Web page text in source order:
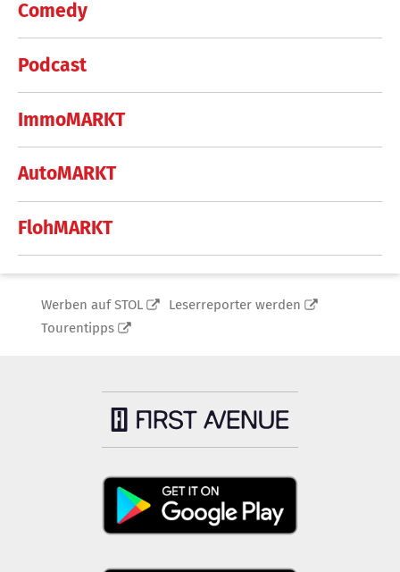
Comedy
Podcast
ImmoMARKT
AutoMARKT
FlohMARKT
Werben auf STOL
Leserreporter werden
Tourentipps